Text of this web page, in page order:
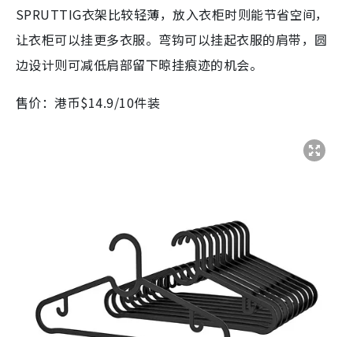
SPRUTTIG衣架比较轻薄，放入衣柜时则能节省空间，
让衣柜可以挂更多衣服。弯钩可以挂起衣服的肩带，圆
边设计则可减低肩部留下晾挂痕迹的机会。
售价：港币$14.9/10件装